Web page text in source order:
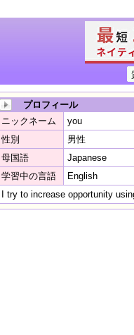
プロフィール
ニックネーム
you
性別
男性
母国語
Japanese
学習中の言語
English
I try to increase opportunity